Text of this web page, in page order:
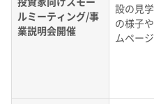
ルミーティング/事
業説明会開催
設の見
の様子
ムペー